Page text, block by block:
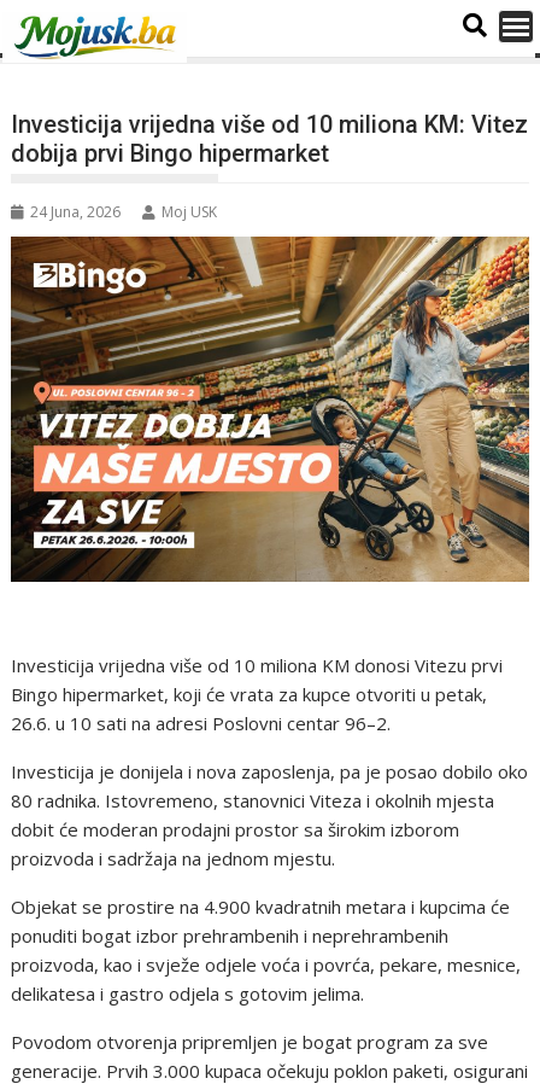
Investicija vrijedna više od 10 miliona KM: Vitez
dobija prvi Bingo hipermarket
24 Juna, 2026 Moj USK
Investicija vrijedna više od 10 miliona KM donosi Vitezu prvi
Bingo hipermarket, koji će vrata za kupce otvoriti u petak,
26.6. u 10 sati na adresi Poslovni centar 96–2.
Investicija je donijela i nova zaposlenja, pa je posao dobilo oko
80 radnika. Istovremeno, stanovnici Viteza i okolnih mjesta
dobit će moderan prodajni prostor sa širokim izborom
proizvoda i sadržaja na jednom mjestu.
Objekat se prostire na 4.900 kvadratnih metara i kupcima će
ponuditi bogat izbor prehrambenih i neprehrambenih
proizvoda, kao i svježe odjele voća i povrća, pekare, mesnice,
delikatesa i gastro odjela s gotovim jelima.
Povodom otvorenja pripremljen je bogat program za sve
generacije. Prvih 3.000 kupaca očekuju poklon paketi, osigurani